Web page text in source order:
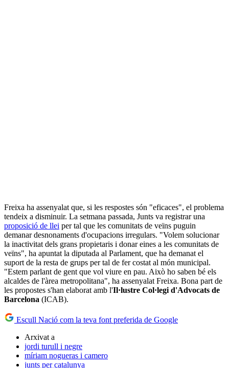
Freixa ha assenyalat que, si les respostes són "eficaces", el problema
tendeix a disminuir. La setmana passada, Junts va registrar una
proposició de llei per tal que les comunitats de veïns puguin
demanar desnonaments d'ocupacions irregulars. "Volem solucionar
la inactivitat dels grans propietaris i donar eines a les comunitats de
veïns", ha apuntat la diputada al Parlament, que ha demanat el
suport de la resta de grups per tal de fer costat al món municipal.
"Estem parlant de gent que vol viure en pau. Això ho saben bé els
alcaldes de l'àrea metropolitana", ha assenyalat Freixa. Bona part de
les propostes s'han elaborat amb l'Il·lustre Col·legi d'Advocats de
Barcelona (ICAB).
Escull Nació com la teva font preferida de Google
Arxivat a
jordi turull i negre
míriam nogueras i camero
junts per catalunya